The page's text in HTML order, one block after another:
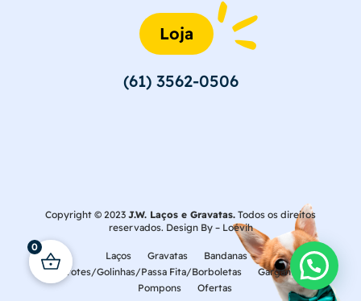
Loja
(61) 3562-0506
Copyright © 2023 J.W. Laços e Gravatas. Todos os direitos
reservados. Design By – Loévih
Laços Gravatas
Bandanas
Laçarotes/Golinhas/Passa Fita/Borboletas
Gargantilhas
Pompons
Ofertas
0